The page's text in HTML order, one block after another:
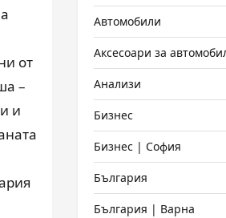
от
–
и
Автомобили
Аксесоари за
Анализи
Бизнес
Бизнес | София
България
България | Варна